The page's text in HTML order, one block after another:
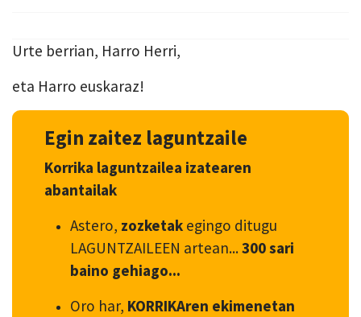
Urte berrian, Harro Herri,
eta Harro euskaraz!
Egin zaitez laguntzaile
Korrika laguntzailea izatearen
abantailak
Astero, zozketak egingo ditugu
LAGUNTZAILEEN artean...300 sari
baino gehiago...
Oro har, KORRIKAren ekimenetan